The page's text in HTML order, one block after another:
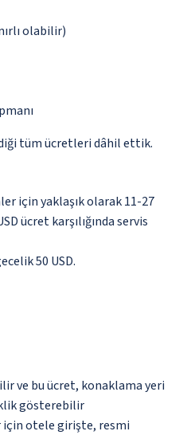
olabilir)
tüm ücretleri dâhil ettik.
için yaklaşık olarak 11-27
ücret karşılığında servis
50 USD.
ve bu ücret, konaklama yeri
gösterebilir
için otele girişte, resmi